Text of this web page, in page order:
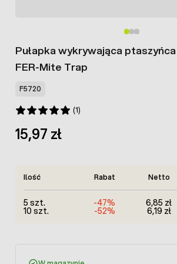
Pułapka wykrywająca
FER-Mite Trap
F5720
(1)
15,97 zł
Ilość Rabat Netto
5 szt. -47% 6,85 zł
10 szt. -52% 6,19 zł